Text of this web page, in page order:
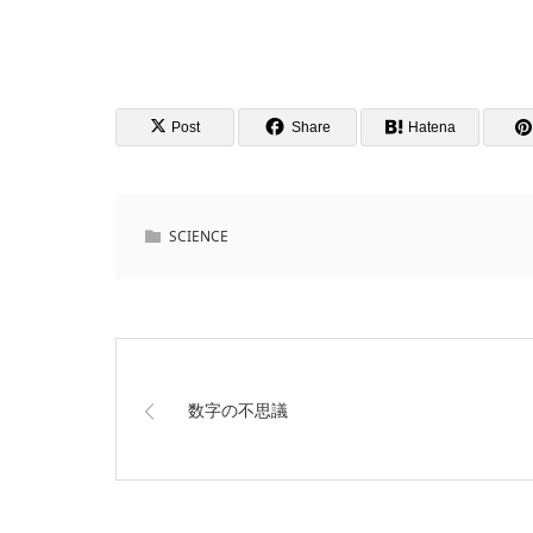
Post Share Hatena
SCIENCE
数字の不思議